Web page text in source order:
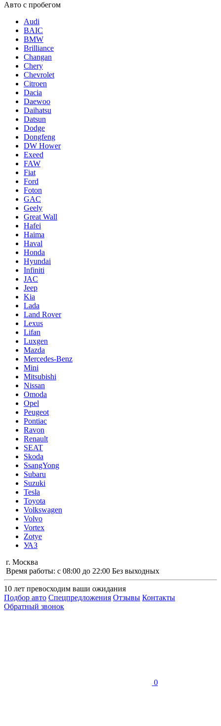
Авто с пробегом
Audi
BAIC
BMW
Brilliance
Changan
Chery
Chevrolet
Citroen
Dacia
Daewoo
Daihatsu
Datsun
Dodge
Dongfeng
DW Hower
Exeed
FAW
Fiat
Ford
Foton
GAC
Geely
Great Wall
Hafei
Haima
Haval
Honda
Hyundai
Infiniti
JAC
Jeep
Kia
Lada
Land Rover
Lexus
Lifan
Luxgen
Mazda
Mercedes-Benz
Mini
Mitsubishi
Nissan
Omoda
Opel
Peugeot
Pontiac
Ravon
Renault
SEAT
Skoda
SsangYong
Subaru
Suzuki
Tesla
Toyota
Volkswagen
Volvo
Vortex
Zotye
УАЗ
г. Москва
Время работы: с 08:00 до 22:00 Без выходных
10 лет превосходим ваши ожидания
Подбор авто Спецпредложения Отзывы Контакты
Обратный звонок
0